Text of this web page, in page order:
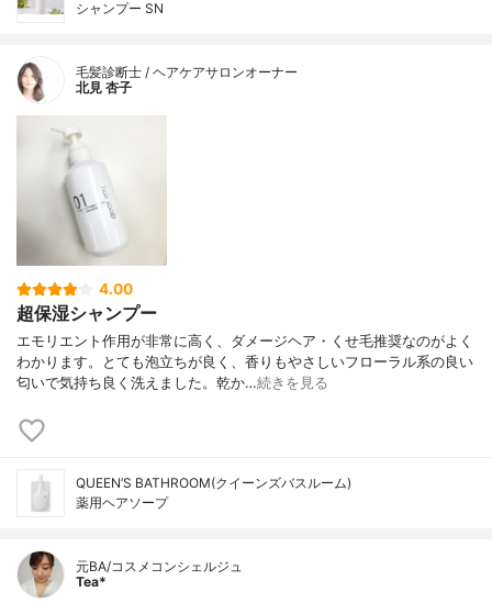
シャンプー SN
毛髪診断士 / ヘアケアサロンオーナー
北見 杏子
4.00
超保湿シャンプー
エモリエント作用が非常に高く、ダメージヘア・くせ毛推奨なのがよく
わかります。とても泡立ちが良く、香りもやさしいフローラル系の良い
匂いで気持ち良く洗えました。乾か…続きを見る
QUEEN’S BATHROOM(クイーンズバスルーム)
薬用ヘアソープ
元BA/コスメコンシェルジュ
Tea*